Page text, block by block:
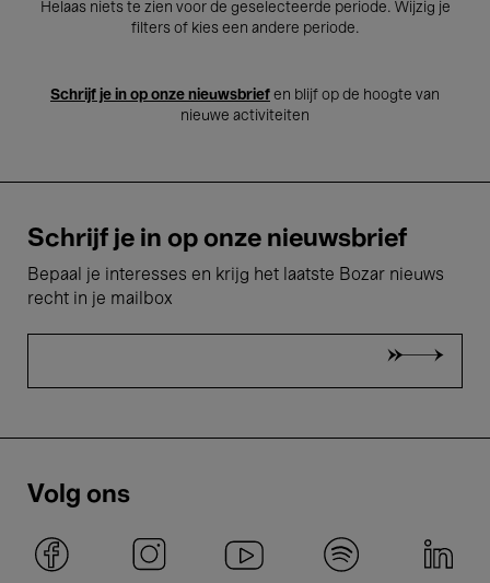
Helaas niets te zien voor de geselecteerde periode. Wijzig je
filters of kies een andere periode.
Schrijf je in op onze nieuwsbrief en blijf op de hoogte van
nieuwe activiteiten
Schrijf je in op onze nieuwsbrief
Bepaal je interesses en krijg het laatste Bozar nieuws
recht in je mailbox
Volg ons